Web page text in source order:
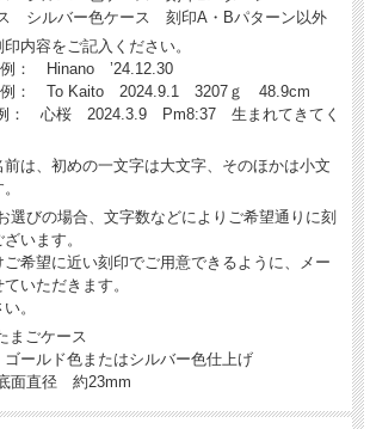
シルバー色ケース 刻印A・Bパターン以外
内容をご記入ください。
： Hinano ’24.12.30
例： To Kaito 2024.9.1 3207ｇ 48.9cm
： 心桜 2024.3.9 Pm8:37 生まれてきてく
前は、初めの一文字は大文字、そのほかは小文
選びの場合、文字数などによりご希望通りに刻
います。
希望に近い刻印でご用意できるように、メー
いただきます。
。
まごケース
ールド色またはシルバー色仕上げ
面直径 約23mm